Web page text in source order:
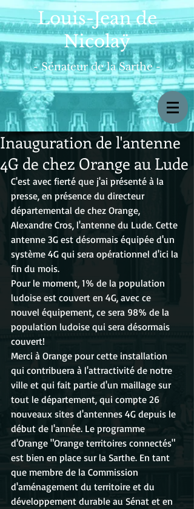
Louis-Jean de
Nicolaÿ
- Sénateur de la Sarthe -
Inauguration de l'antenne
4G de chez Orange au Lude
C'est avec fierté que j'ai présenté à la
presse, en présence du directeur
départemental de chez Orange,
Alexandre Cros, l'antenne du Lude. Cette
antenne 3G est désormais équipée d'un
système 4G qui sera opérationnel d'ici la
fin du mois.
Pour le moment, 1% de la population
ludoise est couvert en 4G, avec ce
nouvel équipement, ce sera 98% de la
population ludoise qui sera désormais
couvert!
Merci à Orange pour cette installation
qui contribuera à l'attractivité de notre
ville et qui fait partie d'un maillage sur
tout le département, qui compte 26
nouveaux sites d'antennes 4G depuis le
début de l'année. Le programme
d'Orange "Orange territoires connectés"
est bien en place sur la Sarthe. En tant
que membre de la Commission
d'aménagement du territoire et du
développement durable au Sénat et en